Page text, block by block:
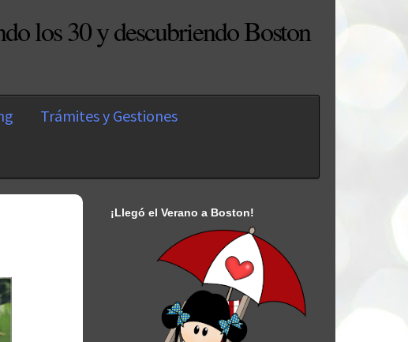
los 30 y descubriendo Boston
Trámites y Gestiones
¡Llegó el Verano a Boston!